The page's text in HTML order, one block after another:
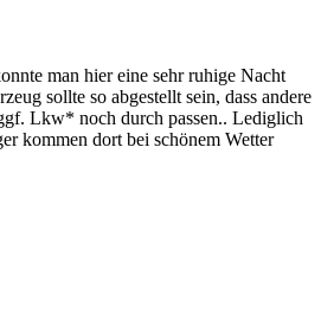
man hier eine sehr ruhige Nacht
sollte so abgestellt sein, dass andere
Lkw* noch durch passen.. Lediglich
kommen dort bei schönem Wetter